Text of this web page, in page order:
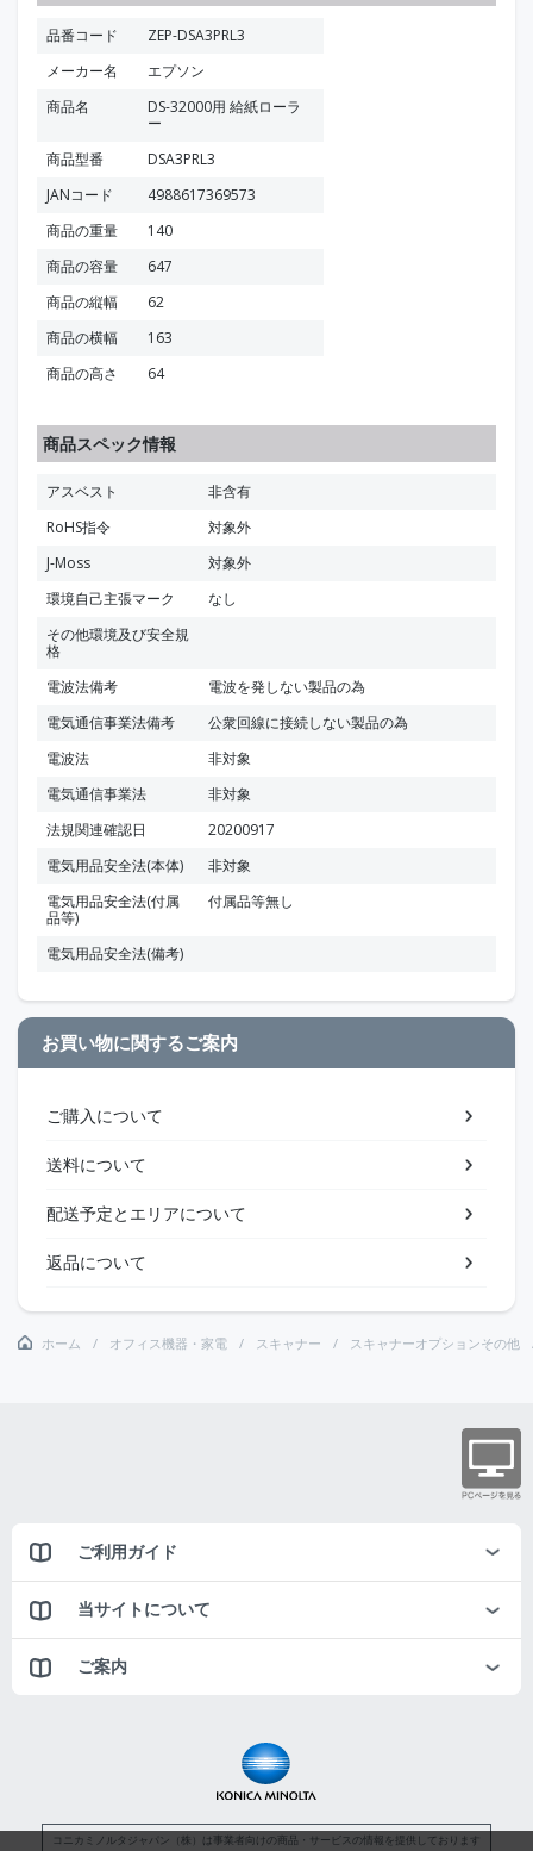
品番コード
ZEP-DSA3PRL3
メーカー名
エプソン
商品名
DS-32000用 給紙ローラ
ー
商品型番
DSA3PRL3
JANコード
4988617369573
商品の重量
140
商品の容量
647
商品の縦幅
62
商品の横幅
163
商品の高さ
64
商品スペック情報
アスベスト
非含有
RoHS指令
対象外
J-Moss
対象外
環境自己主張マーク
なし
その他環境及び安全規
格
電波法備考
電波を発しない製品の為
電気通信事業法備考
公衆回線に接続しない製品の為
電波法
非対象
電気通信事業法
非対象
法規関連確認日
20200917
電気用品安全法(本体)
非対象
電気用品安全法(付属
品等)
付属品等無し
電気用品安全法(備考)
お買い物に関するご案内
ご購入について
送料について
配送予定とエリアについて
返品について
ホーム オフィス機器・家電 スキャナー スキャナーオプションその他
ご利用ガイド
当サイトについて
ご案内
コニカミノルタジャパン（株）は事業者向けの商品・サービスの情報を提供しております